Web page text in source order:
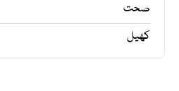
صحت
کھیل